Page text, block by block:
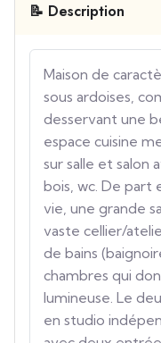
📝 Description
Maison de
sous ardoises,
desservant une
espace cuisine
sur salle et salon
bois, wc. De
vie, une grande
vaste cellier/
de bains
chambres qui
lumineuse. Le
en studio